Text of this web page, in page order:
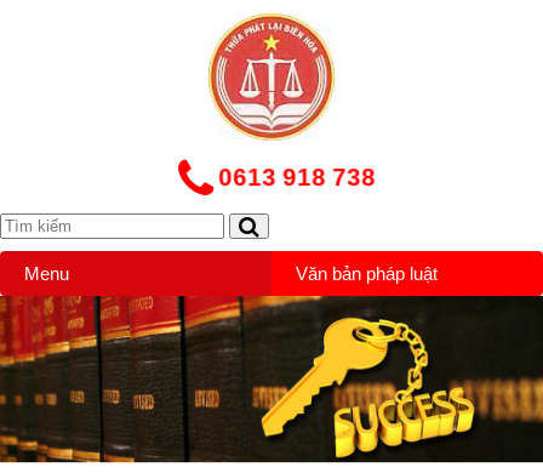
0613 918 738
Menu Văn bản pháp luật